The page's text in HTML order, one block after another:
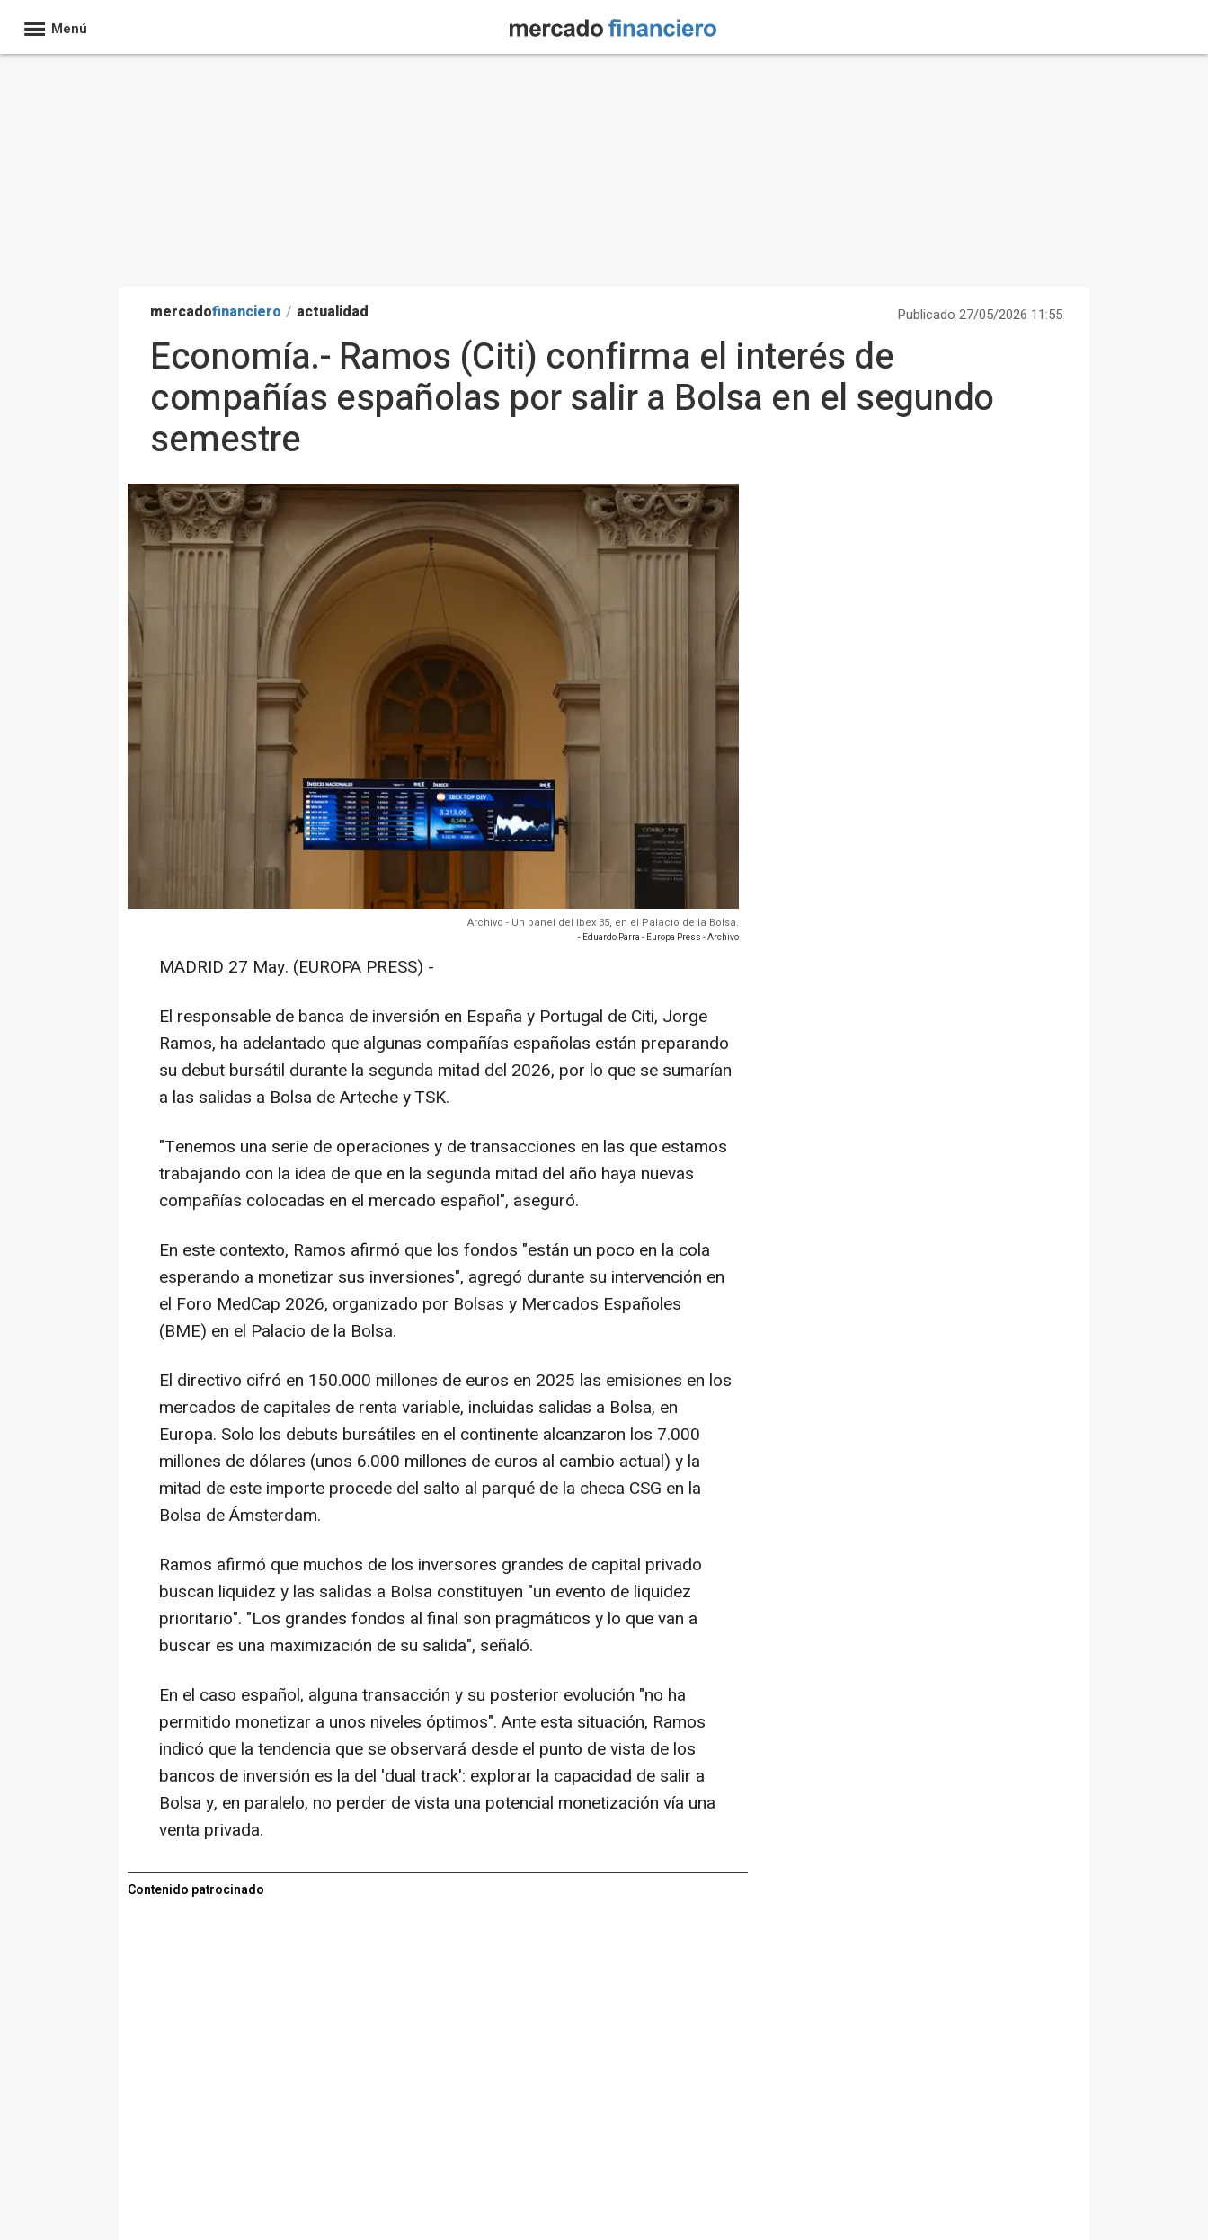
Menú
mercadofinanciero / actualidad Publicado 27/05/2026 11:55
Economía.- Ramos (Citi) confirma el interés de
compañías españolas por salir a Bolsa en el segundo
semestre
Archivo - Un panel del Ibex 35, en el Palacio de la Bolsa.
- Eduardo Parra - Europa Press - Archivo
MADRID 27 May. (EUROPA PRESS) -
El responsable de banca de inversión en España y Portugal de Citi, Jorge
Ramos, ha adelantado que algunas compañías españolas están preparando
su debut bursátil durante la segunda mitad del 2026, por lo que se sumarían
a las salidas a Bolsa de Arteche y TSK.
"Tenemos una serie de operaciones y de transacciones en las que estamos
trabajando con la idea de que en la segunda mitad del año haya nuevas
compañías colocadas en el mercado español", aseguró.
En este contexto, Ramos afirmó que los fondos "están un poco en la cola
esperando a monetizar sus inversiones", agregó durante su intervención en
el Foro MedCap 2026, organizado por Bolsas y Mercados Españoles
(BME) en el Palacio de la Bolsa.
El directivo cifró en 150.000 millones de euros en 2025 las emisiones en los
mercados de capitales de renta variable, incluidas salidas a Bolsa, en
Europa. Solo los debuts bursátiles en el continente alcanzaron los 7.000
millones de dólares (unos 6.000 millones de euros al cambio actual) y la
mitad de este importe procede del salto al parqué de la checa CSG en la
Bolsa de Ámsterdam.
Ramos afirmó que muchos de los inversores grandes de capital privado
buscan liquidez y las salidas a Bolsa constituyen "un evento de liquidez
prioritario". "Los grandes fondos al final son pragmáticos y lo que van a
buscar es una maximización de su salida", señaló.
En el caso español, alguna transacción y su posterior evolución "no ha
permitido monetizar a unos niveles óptimos". Ante esta situación, Ramos
indicó que la tendencia que se observará desde el punto de vista de los
bancos de inversión es la del 'dual track': explorar la capacidad de salir a
Bolsa y, en paralelo, no perder de vista una potencial monetización vía una
venta privada.
Contenido patrocinado